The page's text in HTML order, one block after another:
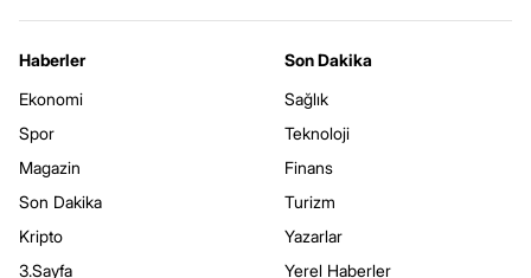
Haberler
Ekonomi
Spor
Magazin
Son Dakika
Kripto
3.Sayfa
Son Dakika
Sağlık
Teknoloji
Finans
Turizm
Yazarlar
Yerel Haberler